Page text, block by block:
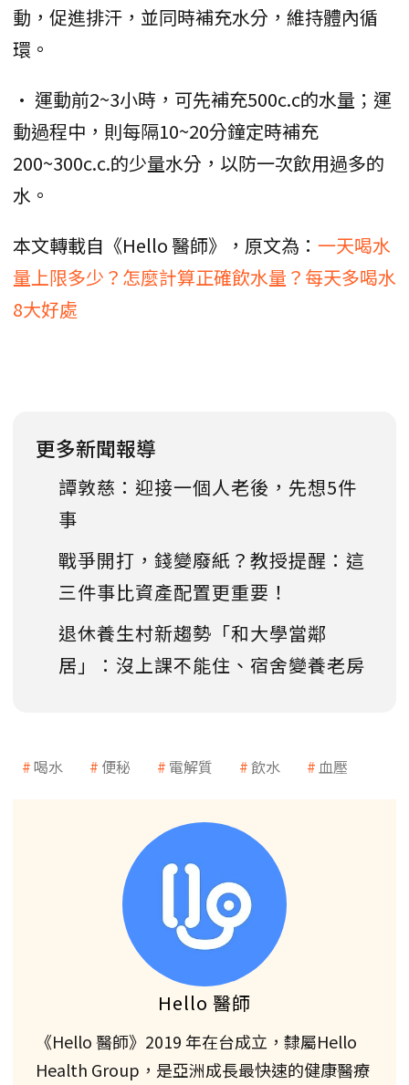
動，促進排汗，並同時補充水分，維持體內循
環。
• 運動前2~3小時，可先補充500c.c的水量；運
動過程中，則每隔10~20分鐘定時補充
200~300c.c.的少量水分，以防一次飲用過多的
水。
本文轉載自《Hello 醫師》，原文為： 一天喝水
量上限多少？怎麼計算正確飲水量？每天多喝水
8大好處
更多新聞報導
譚敦慈：迎接一個人老後，先想5件
事
戰爭開打，錢變廢紙？教授提醒：這
三件事比資產配置更重要！
退休養生村新趨勢「和大學當鄰
居」：沒上課不能住、宿舍變養老房
喝水 便秘 電解質 飲水 血壓
Hello 醫師
《Hello 醫師》2019 年在台成立，隸屬Hello
Health Group，是亞洲成長最快速的健康醫療